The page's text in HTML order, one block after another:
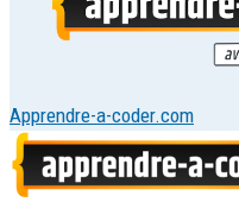
Apprendre-a-coder.com